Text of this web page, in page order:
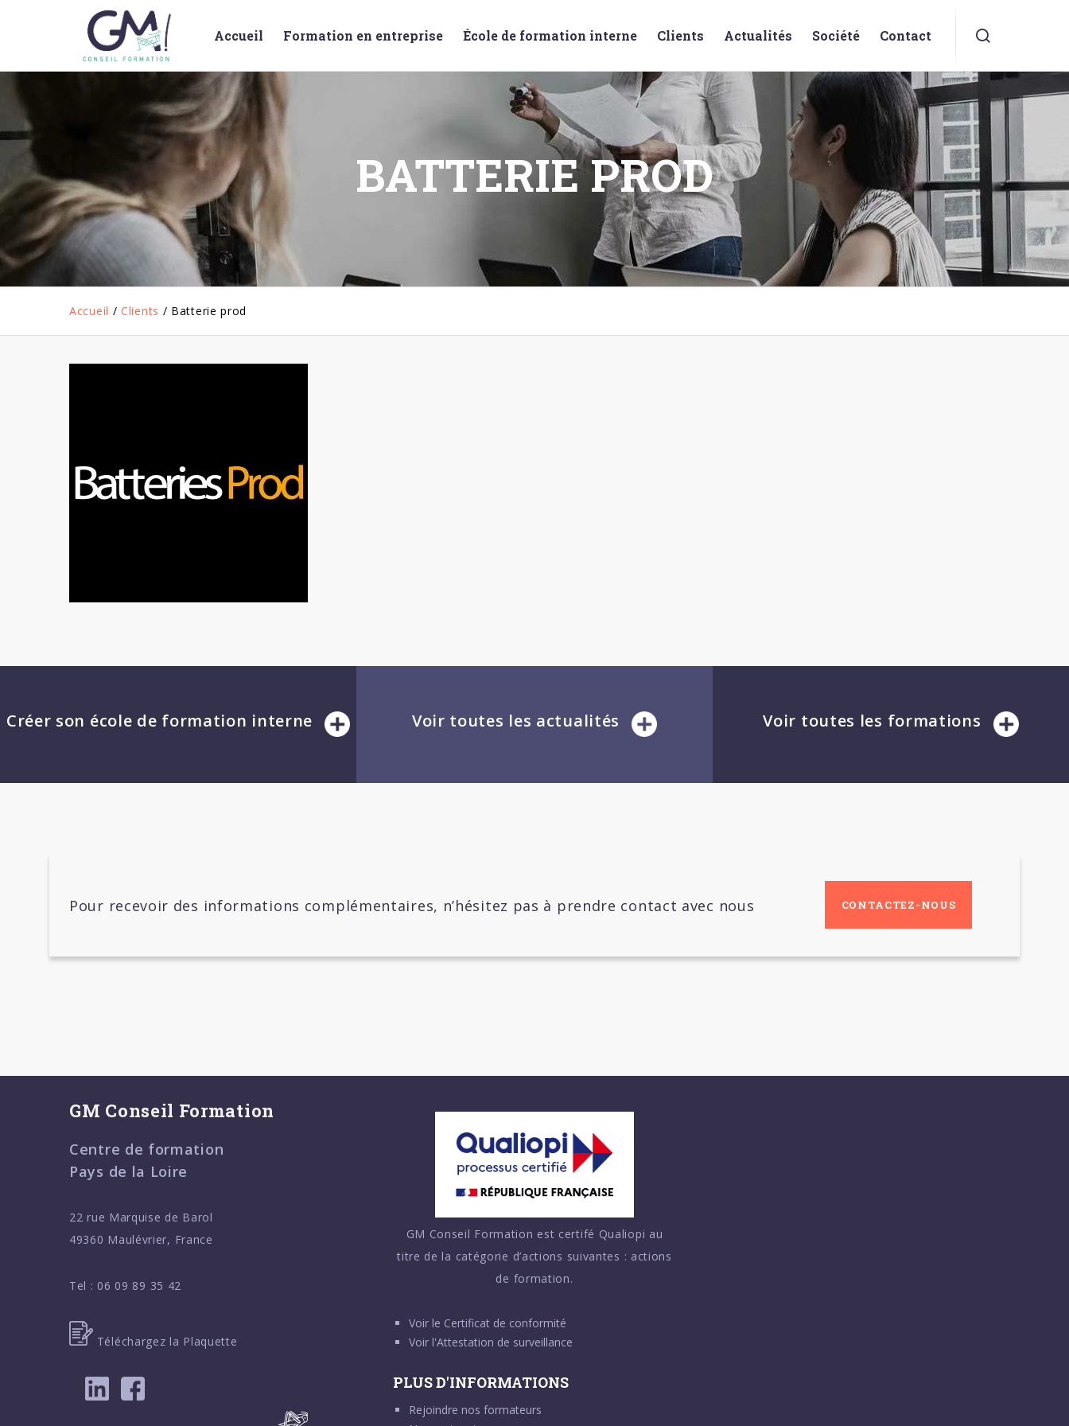
Accueil Formation en entreprise École de formation interne Clients Actualités Société Contact
BATTERIE PROD
Accueil /Clients / Batterie prod
Créer son école de formation interne Voir toutes les actualités Voir toutes les formations
Pour recevoir des informations complémentaires, n’hésitez pas à prendre contact avec nous CONTACTEZ-NOUS
GM Conseil Formation
Centre de formation
Pays de la Loire
22 rue Marquise de Barol
49360 Maulévrier, France
Tel : 06 09 89 35 42
Téléchargez la Plaquette
GM Conseil Formation est certifé Qualiopi au
titre de la catégorie d’actions suivantes : actions
de formation.
Voir le Certificat de conformité
Voir l'Attestation de surveillance
PLUS D'INFORMATIONS
Rejoindre nos formateurs